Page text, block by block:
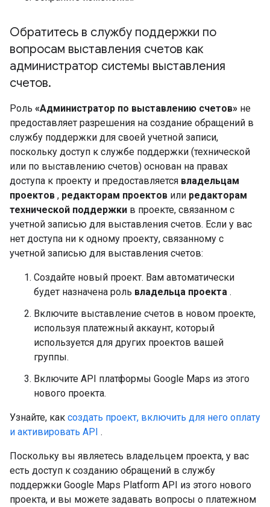
Обратитесь в службу поддержки по
вопросам выставления счетов как
администратор системы выставления
счетов.
Роль «Администратор по выставлению счетов» не
предоставляет разрешения на создание обращений в
службу поддержки для своей учетной записи,
поскольку доступ к службе поддержки (технической
или по выставлению счетов) основан на правах
доступа к проекту и предоставляется владельцам
проектов , редакторам проектов или редакторам
технической поддержки в проекте, связанном с
учетной записью для выставления счетов. Если у вас
нет доступа ни к одному проекту, связанному с
учетной записью для выставления счетов:
Создайте новый проект. Вам автоматически
будет назначена роль владельца проекта .
Включите выставление счетов в новом проекте,
используя платежный аккаунт, который
используется для других проектов вашей
группы.
Включите API платформы Google Maps из этого
нового проекта.
Узнайте, как создать проект, включить для него оплату
и активировать API .
Поскольку вы являетесь владельцем проекта, у вас
есть доступ к созданию обращений в службу
поддержки Google Maps Platform API из этого нового
проекта, и вы можете задавать вопросы о платежном